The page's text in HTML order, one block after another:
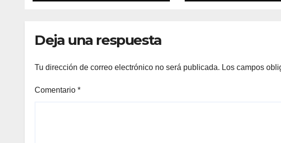
Deja una respuesta
Tu dirección de correo electrónico no será publicada. Los campos
Comentario *